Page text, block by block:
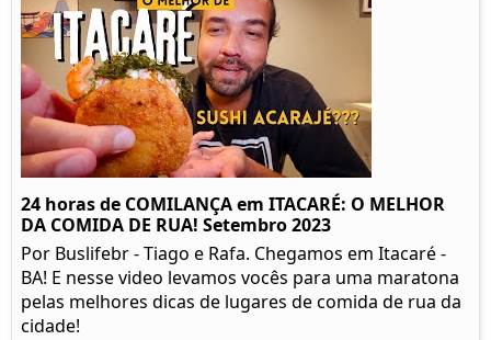
24 horas de COMILANÇA em ITACARÉ: O MELHOR
DA COMIDA DE RUA! Setembro 2023
Por Buslifebr - Tiago e Rafa. Chegamos em Itacaré -
BA! E nesse video levamos vocês para uma maratona
pelas melhores dicas de lugares de comida de rua da
cidade!